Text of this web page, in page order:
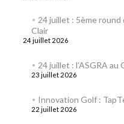
24 juillet : 5ème round
Clair
24 juillet 2026
24 juillet : l’ASGRA au
23 juillet 2026
Innovation Golf :
22 juillet 2026